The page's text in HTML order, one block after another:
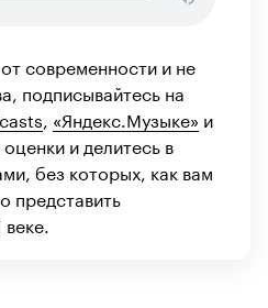
современности и не
подписывайтесь на
«Яндекс.Музыке» и
оценки и делитесь в
без которых, как вам
представить